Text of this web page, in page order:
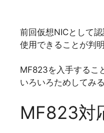
前回仮想NICとして
使用できることが判
MF823を入手するこ
いろいろためしてみる
MF823対